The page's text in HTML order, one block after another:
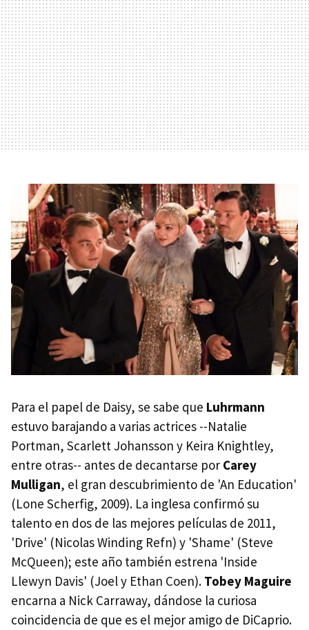
Para el papel de Daisy, se sabe que Luhrmann
estuvo barajando a varias actrices --Natalie
Portman, Scarlett Johansson y Keira Knightley,
entre otras-- antes de decantarse por Carey
Mulligan, el gran descubrimiento de 'An Education'
(Lone Scherfig, 2009). La inglesa confirmó su
talento en dos de las mejores películas de 2011,
'Drive' (Nicolas Winding Refn) y 'Shame' (Steve
McQueen); este año también estrena 'Inside
Llewyn Davis' (Joel y Ethan Coen). Tobey Maguire
encarna a Nick Carraway, dándose la curiosa
coincidencia de que es el mejor amigo de DiCaprio.